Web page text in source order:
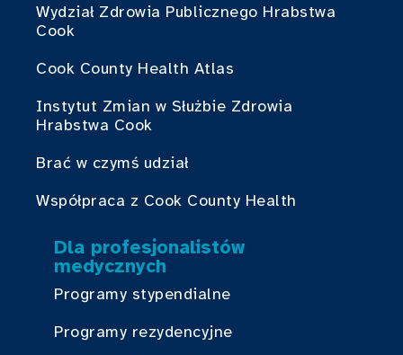
Wydział Zdrowia Publicznego Hrabstwa
Cook
Cook County Health Atlas
Instytut Zmian w Służbie Zdrowia
Hrabstwa Cook
Brać w czymś udział
Współpraca z Cook County Health
Dla profesjonalistów
medycznych
Programy stypendialne
Programy rezydencyjne